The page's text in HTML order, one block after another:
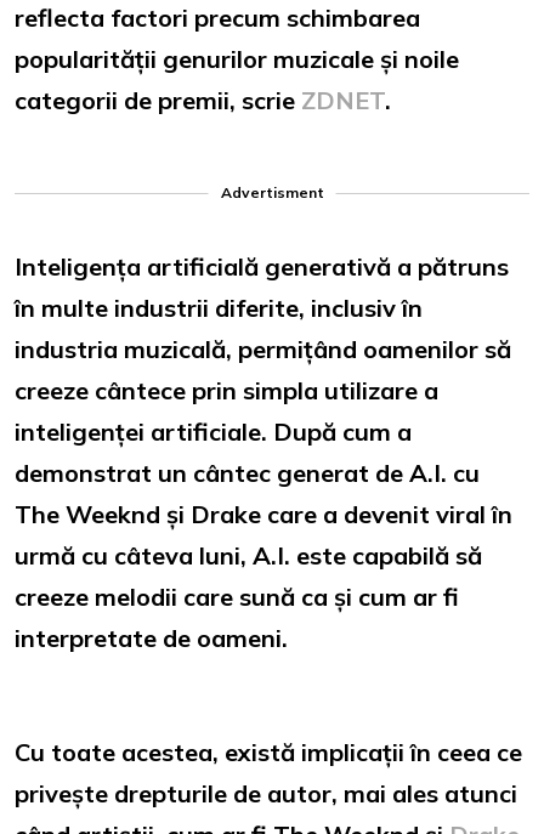
reflecta factori precum schimbarea
popularității genurilor muzicale și noile
categorii de premii, scrie ZDNET.
Advertisment
Inteligența artificială generativă a pătruns
în multe industrii diferite, inclusiv în
industria muzicală, permițând oamenilor să
creeze cântece prin simpla utilizare a
inteligenței artificiale. După cum a
demonstrat un cântec generat de A.I. cu
The Weeknd și Drake care a devenit viral în
urmă cu câteva luni, A.I. este capabilă să
creeze melodii care sună ca și cum ar fi
interpretate de oameni.
Cu toate acestea, există implicații în ceea ce
privește drepturile de autor, mai ales atunci